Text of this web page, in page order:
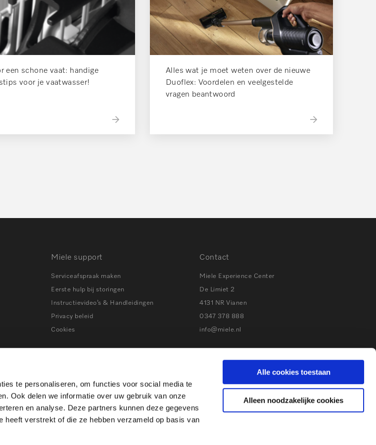
te personaliseren, om functies voor social media te
Ook delen we informatie over uw gebruik van onze
en analyse. Deze partners kunnen deze gegevens
heeft verstrekt of die ze hebben verzameld op basis van
Alle cookies toestaan
Alleen noodzakelijke cookies
een schone vaat: handige
voor je vaatwasser!
Alles wat je moet weten over de nieuwe
Duoflex: Voordelen en veelgestelde
vragen beantwoord
Miele support
Serviceafspraak maken
Eerste hulp bij storingen
Instructievideo’s & Handleidingen
Privacy beleid
Cookies
Contact
Miele Experience Center
De Limiet 2
4131 NR Vianen
0347 378 888
info@miele.nl
Volg Miele
onze
Facebook
Bezoek
onze
Instagram
Bezoek
onze
Youtube
Visit
our
Pinterest